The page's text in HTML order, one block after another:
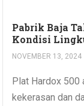
Pabrik Baja
Kondisi
NOVEMBER 13, 2024
Plat Hardox 500
kekerasan dan